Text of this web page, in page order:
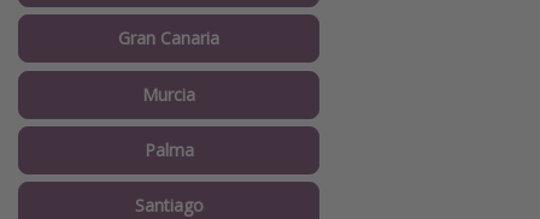
Gran Canaria
Murcia
Palma
Santiago